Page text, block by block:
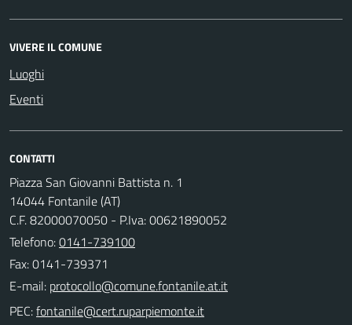
VIVERE IL COMUNE
Luoghi
Eventi
CONTATTI
Piazza San Giovanni Battista n. 1
14044 Fontanile (AT)
C.F. 82000070050 - P.Iva: 00621890052
Telefono:0141-739100
Fax: 0141-739371
E-mail:
PEC: